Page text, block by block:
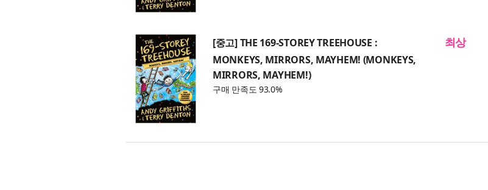
[중고] THE 169-STOREY TREEHOUSE :
MONKEYS, MIRRORS, MAYHEM! (MONKEYS,
MIRRORS, MAYHEM!)
구매 만족도 93.0%
최상